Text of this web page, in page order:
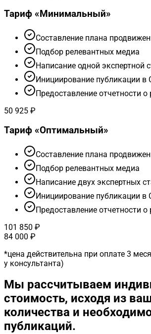
Тариф «Минимальный»
Cоставление плана
Подбор релевантных медиа
Написание одной экспертной
Инициирование публикации
Предоставление отчетности о
50 925 ₽
Тариф «Оптимальный»
Cоставление плана
Подбор релевантных медиа
Написание двух экспертных
Инициирование публикации
Предоставление отчетности о
101 850 ₽
84 000 ₽
*цена действительна при оплате 3
у консультанта)
Мы рассчитываем
стоимость, исходя из
количества и
публикаций.